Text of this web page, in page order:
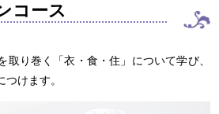
コース
取り巻く「衣・食・住」について学び、
けます。